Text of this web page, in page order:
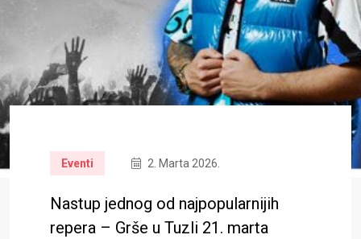
Eventi 2. Marta 2026.
Nastup jednog od najpopularnijih
repera – Grše u Tuzli 21. marta